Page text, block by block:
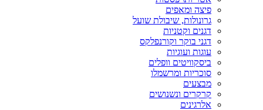
פיצה ומאפים
גרונולות, שיבולת שועל
דגנים וקטניות
דגני בוקר וקורנפלקס
עוגות ועוגיות
ביסקוויטים וופלים
סוכריות ומרשמלו
מבצעים
קרקרים ונשנושים
אלרגינים